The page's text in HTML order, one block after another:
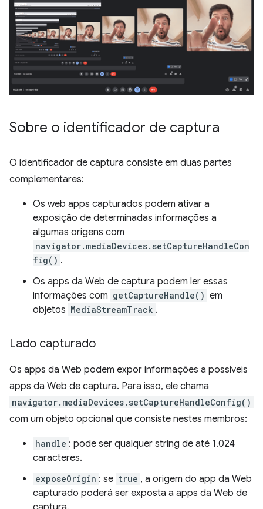
Sobre o identificador de captura
O identificador de captura consiste em duas partes
complementares:
Os web apps capturados podem ativar a
exposição de determinadas informações a
algumas origens com
navigator.mediaDevices.setCaptureHandleCon
fig() .
Os apps da Web de captura podem ler essas
informações com getCaptureHandle() em
objetos MediaStreamTrack .
Lado capturado
Os apps da Web podem expor informações a possíveis
apps da Web de captura. Para isso, ele chama
navigator.mediaDevices.setCaptureHandleConfig()
com um objeto opcional que consiste nestes membros:
handle : pode ser qualquer string de até 1.024
caracteres.
exposeOrigin : se true , a origem do app da Web
capturado poderá ser exposta a apps da Web de